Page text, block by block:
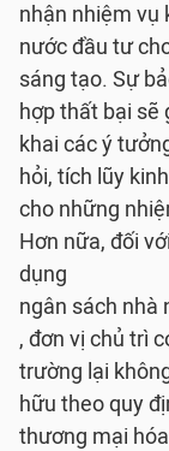
nhận nhiệm vụ
nước đầu tư
sáng tạo. Sự
hợp thất bại sẽ
khai các ý
hỏi, tích lũy
cho những
Hơn nữa, đối
dụng
ngân sách nhà
, đơn vị chủ trì
trường lại
hữu theo quy
thương mại